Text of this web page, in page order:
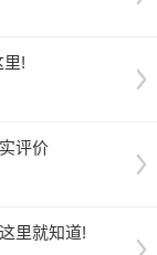
里!
评价
里就知道!